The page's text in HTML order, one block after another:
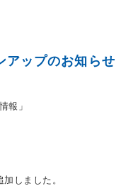
アップのお知らせ
報」
しました。